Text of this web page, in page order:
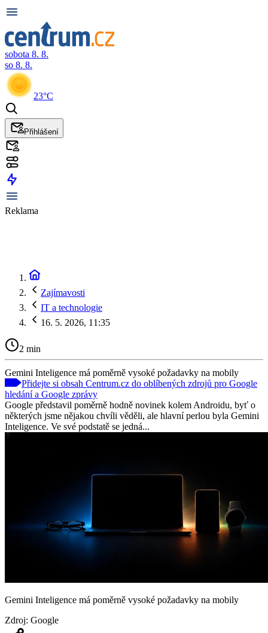
sobota 8. 8.
so 8. 8.
23°C
Přihlášení
Reklama
Zajímavosti
IT a technologie
16. 5. 2026, 11:35
2 min
Gemini Inteligence má poměrně vysoké požadavky na mobily
Přidejte si obsah Centrum.cz do oblíbených zdrojů pro Google
hledání a Google zprávy
Google představil poměrně hodně novinek kolem Androidu, byť o
některých jsme nějakou chvíli věděli, ale hlavní perlou byla Gemini
Inteligence. Ve své podstatě se jedná...
Gemini Inteligence má poměrně vysoké požadavky na mobily
Zdroj: Google